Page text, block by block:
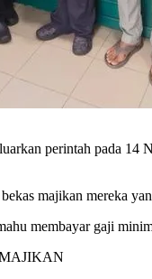
perintah pada
majikan mereka
membayar gaji